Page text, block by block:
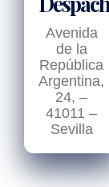
Avenida
de la
República
Argentina,
24, –
41011 –
Sevilla